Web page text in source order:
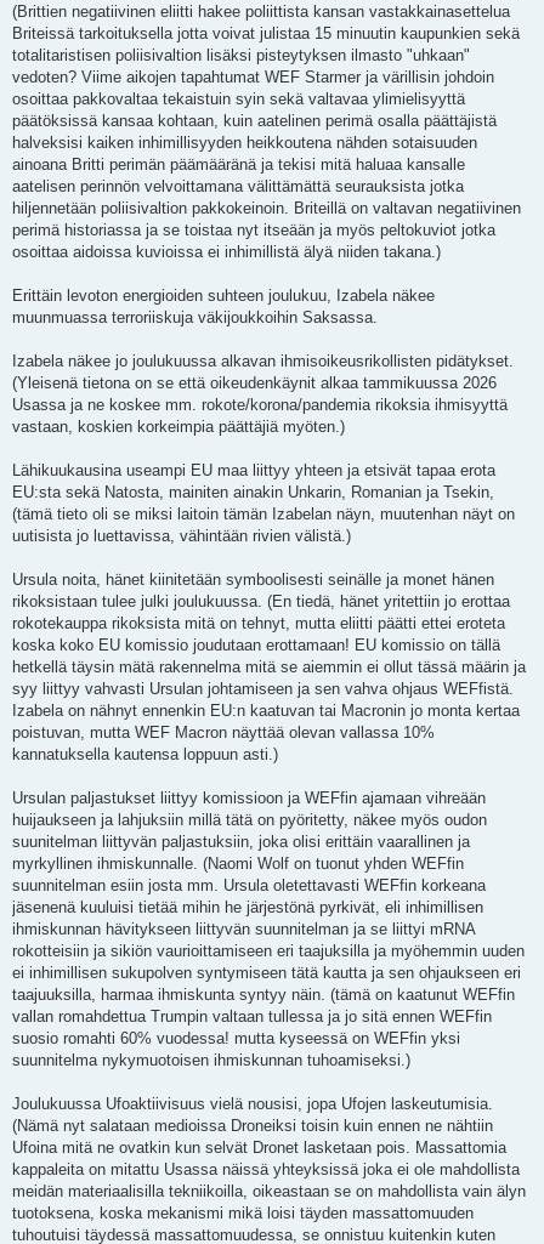
(Brittien negatiivinen eliitti hakee poliittista kansan vastakkainasettelua
Briteissä tarkoituksella jotta voivat julistaa 15 minuutin kaupunkien sekä
totalitaristisen poliisivaltion lisäksi pisteytyksen ilmasto "uhkaan"
vedoten? Viime aikojen tapahtumat WEF Starmer ja värillisin johdoin
osoittaa pakkovaltaa tekaistuin syin sekä valtavaa ylimielisyyttä
päätöksissä kansaa kohtaan, kuin aatelinen perimä osalla päättäjistä
halveksisi kaiken inhimillisyyden heikkoutena nähden sotaisuuden
ainoana Britti perimän päämääränä ja tekisi mitä haluaa kansalle
aatelisen perinnön velvoittamana välittämättä seurauksista jotka
hiljennetään poliisivaltion pakkokeinoin. Briteillä on valtavan negatiivinen
perimä historiassa ja se toistaa nyt itseään ja myös peltokuviot jotka
osoittaa aidoissa kuvioissa ei inhimillistä älyä niiden takana.)
Erittäin levoton energioiden suhteen joulukuu, Izabela näkee
muunmuassa terroriiskuja väkijoukkoihin Saksassa.
Izabela näkee jo joulukuussa alkavan ihmisoikeusrikollisten pidätykset.
(Yleisenä tietona on se että oikeudenkäynit alkaa tammikuussa 2026
Usassa ja ne koskee mm. rokote/korona/pandemia rikoksia ihmisyyttä
vastaan, koskien korkeimpia päättäjiä myöten.)
Lähikuukausina useampi EU maa liittyy yhteen ja etsivät tapaa erota
EU:sta sekä Natosta, mainiten ainakin Unkarin, Romanian ja Tsekin,
(tämä tieto oli se miksi laitoin tämän Izabelan näyn, muutenhan näyt on
uutisista jo luettavissa, vähintään rivien välistä.)
Ursula noita, hänet kiinitetään symboolisesti seinälle ja monet hänen
rikoksistaan tulee julki joulukuussa. (En tiedä, hänet yritettiin jo erottaa
rokotekauppa rikoksista mitä on tehnyt, mutta eliitti päätti ettei eroteta
koska koko EU komissio joudutaan erottamaan! EU komissio on tällä
hetkellä täysin mätä rakennelma mitä se aiemmin ei ollut tässä määrin ja
syy liittyy vahvasti Ursulan johtamiseen ja sen vahva ohjaus WEFfistä.
Izabela on nähnyt ennenkin EU:n kaatuvan tai Macronin jo monta kertaa
poistuvan, mutta WEF Macron näyttää olevan vallassa 10%
kannatuksella kautensa loppuun asti.)
Ursulan paljastukset liittyy komissioon ja WEFfin ajamaan vihreään
huijaukseen ja lahjuksiin millä tätä on pyöritetty, näkee myös oudon
suunitelman liittyvän paljastuksiin, joka olisi erittäin vaarallinen ja
myrkyllinen ihmiskunnalle. (Naomi Wolf on tuonut yhden WEFfin
suunnitelman esiin josta mm. Ursula oletettavasti WEFfin korkeana
jäsenenä kuuluisi tietää mihin he järjestönä pyrkivät, eli inhimillisen
ihmiskunnan hävitykseen liittyvän suunnitelman ja se liittyi mRNA
rokotteisiin ja sikiön vaurioittamiseen eri taajuksilla ja myöhemmin uuden
ei inhimillisen sukupolven syntymiseen tätä kautta ja sen ohjaukseen eri
taajuuksilla, harmaa ihmiskunta syntyy näin. (tämä on kaatunut WEFfin
vallan romahdettua Trumpin valtaan tullessa ja jo sitä ennen WEFfin
suosio romahti 60% vuodessa! mutta kyseessä on WEFfin yksi
suunnitelma nykymuotoisen ihmiskunnan tuhoamiseksi.)
Joulukuussa Ufoaktiivisuus vielä nousisi, jopa Ufojen laskeutumisia.
(Nämä nyt salataan medioissa Droneiksi toisin kuin ennen ne nähtiin
Ufoina mitä ne ovatkin kun selvät Dronet lasketaan pois. Massattomia
kappaleita on mitattu Usassa näissä yhteyksissä joka ei ole mahdollista
meidän materiaalisilla tekniikoilla, oikeastaan se on mahdollista vain älyn
tuotoksena, koska mekanismi mikä loisi täyden massattomuuden
tuhoutuisi täydessä massattomuudessa, se onnistuu kuitenkin kuten